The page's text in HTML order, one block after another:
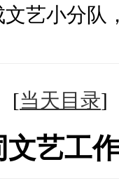
艺小分队
[当天目录
文艺工